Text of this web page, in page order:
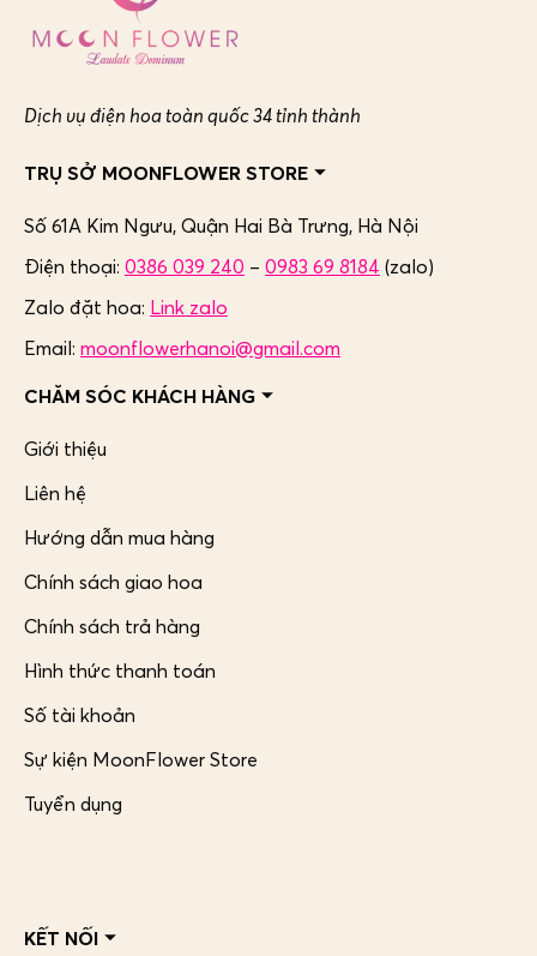
Dịch vụ điện hoa toàn quốc 34 tỉnh thành
TRỤ SỞ MOONFLOWER STORE
Số 61A Kim Ngưu, Quận Hai Bà Trưng, Hà Nội
Điện thoại: 0386 039 240 – 0983 69 8184 (zalo)
Zalo đặt hoa: Link zalo
Email: moonflowerhanoi@gmail.com
CHĂM SÓC KHÁCH HÀNG
Giới thiệu
Liên hệ
Hướng dẫn mua hàng
Chính sách giao hoa
Chính sách trả hàng
Hình thức thanh toán
Số tài khoản
Sự kiện MoonFlower Store
Tuyển dụng
KẾT NỐI